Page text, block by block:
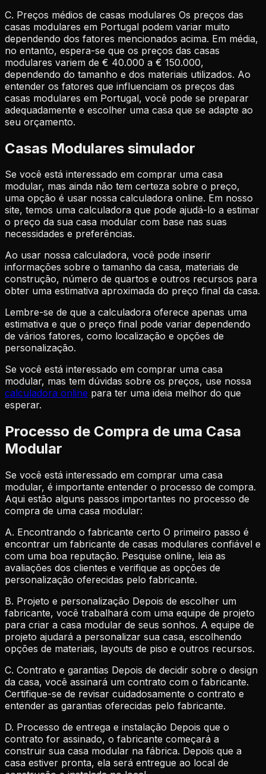
C. Preços médios de casas modulares Os preços das
casas modulares em Portugal podem variar muito
dependendo dos fatores mencionados acima. Em média,
no entanto, espera-se que os preços das casas
modulares variem de € 40.000 a € 150.000,
dependendo do tamanho e dos materiais utilizados. Ao
entender os fatores que influenciam os preços das
casas modulares em Portugal, você pode se preparar
adequadamente e escolher uma casa que se adapte ao
seu orçamento.
Casas Modulares simulador
Se você está interessado em comprar uma casa
modular, mas ainda não tem certeza sobre o preço,
uma opção é usar nossa calculadora online. Em nosso
site, temos uma calculadora que pode ajudá-lo a estimar
o preço da sua casa modular com base nas suas
necessidades e preferências.
Ao usar nossa calculadora, você pode inserir
informações sobre o tamanho da casa, materiais de
construção, número de quartos e outros recursos para
obter uma estimativa aproximada do preço final da casa.
Lembre-se de que a calculadora oferece apenas uma
estimativa e que o preço final pode variar dependendo
de vários fatores, como localização e opções de
personalização.
Se você está interessado em comprar uma casa
modular, mas tem dúvidas sobre os preços, use nossa
calculadora online para ter uma ideia melhor do que
esperar.
Processo de Compra de uma Casa
Modular
Se você está interessado em comprar uma casa
modular, é importante entender o processo de compra.
Aqui estão alguns passos importantes no processo de
compra de uma casa modular:
A. Encontrando o fabricante certo O primeiro passo é
encontrar um fabricante de casas modulares confiável e
com uma boa reputação. Pesquise online, leia as
avaliações dos clientes e verifique as opções de
personalização oferecidas pelo fabricante.
B. Projeto e personalização Depois de escolher um
fabricante, você trabalhará com uma equipe de projeto
para criar a casa modular de seus sonhos. A equipe de
projeto ajudará a personalizar sua casa, escolhendo
opções de materiais, layouts de piso e outros recursos.
C. Contrato e garantias Depois de decidir sobre o design
da casa, você assinará um contrato com o fabricante.
Certifique-se de revisar cuidadosamente o contrato e
entender as garantias oferecidas pelo fabricante.
D. Processo de entrega e instalação Depois que o
contrato for assinado, o fabricante começará a
construir sua casa modular na fábrica. Depois que a
casa estiver pronta, ela será entregue ao local de